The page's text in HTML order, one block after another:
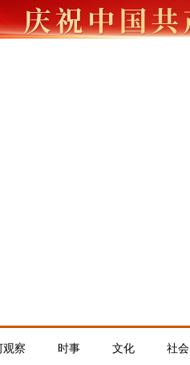
观察 时事 文化 社会